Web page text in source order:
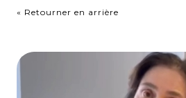
« Retourner en arrière